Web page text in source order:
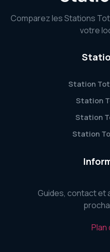
Comparez les Stations
votre
Station
Station
Station
Station
Guides, contact et
Plan